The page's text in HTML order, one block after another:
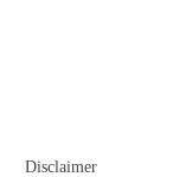
Disclaimer